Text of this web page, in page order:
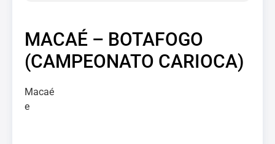
MACAÉ – BOTAFOGO
(CAMPEONATO CARIOCA)
Macaé
e